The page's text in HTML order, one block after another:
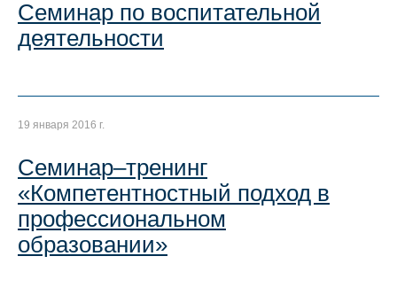
Семинар по воспитательной
деятельности
19 января 2016 г.
Семинар–тренинг
«Компетентностный подход в
профессиональном
образовании»